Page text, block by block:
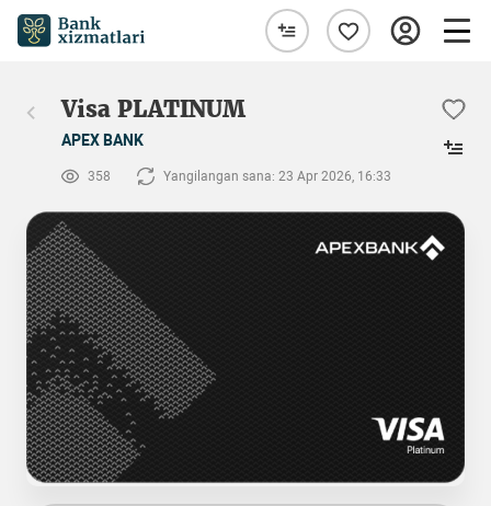
Visa PLATINUM
APEX BANK
358 Yangilangan sana: 23 Apr 2026, 16:33